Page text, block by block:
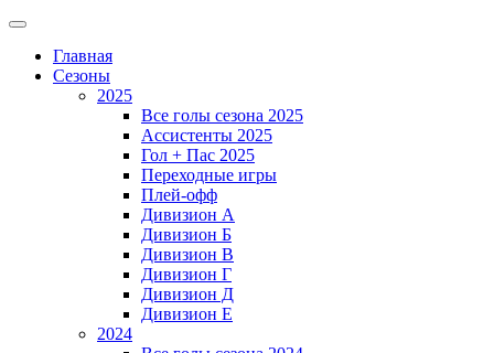
Главная
Сезоны
2025
Все голы сезона 2025
Ассистенты 2025
Гол + Пас 2025
Переходные игры
Плей-офф
Дивизион A
Дивизион Б
Дивизион В
Дивизион Г
Дивизион Д
Дивизион Е
2024